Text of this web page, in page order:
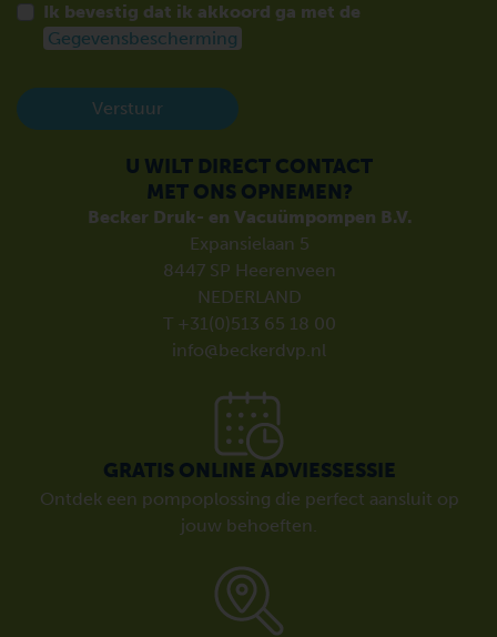
Ik bevestig dat ik akkoord ga met de
Gegevensbescherming
Verstuur
U WILT DIRECT CONTACT
MET ONS OPNEMEN?
Becker Druk- en Vacuümpompen B.V.
Expansielaan 5
8447 SP Heerenveen
NEDERLAND
T +31(0)513 65 18 00
info@beckerdvp.nl
GRATIS ONLINE ADVIESSESSIE
Ontdek een pompoplossing die perfect aansluit op
jouw behoeften.